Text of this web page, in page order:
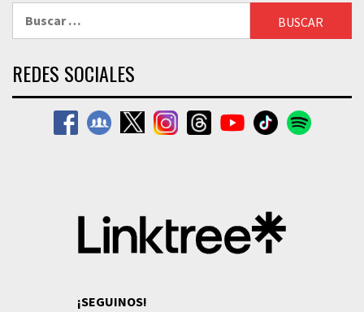
REDES SOCIALES
¡SEGUINOS!